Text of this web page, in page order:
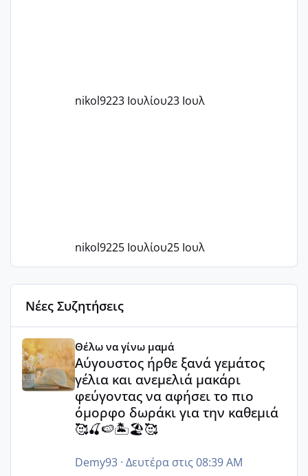
nikol9223 Ιουλίου23 Ιουλ
nikol9225 Ιουλίου25 Ιουλ
Νέες Συζητήσεις
Αύγουστος ήρθε ξανά γεμάτος γέλια και ανεμελιά
Θέλω να γίνω μαμά
Αύγουστος ήρθε ξανά γεμάτος
γέλια και ανεμελιά μακάρι
φεύγοντας να αφήσει το πιο
όμορφο δωράκι για την καθεμιά
🥰🍒🍉🏝️🏖️🥰
Demy93· Δευτέρα στις 08:39 AM